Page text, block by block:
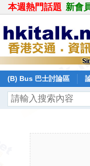
本週熱門話題 新會
(B) Bus 巴士討論區